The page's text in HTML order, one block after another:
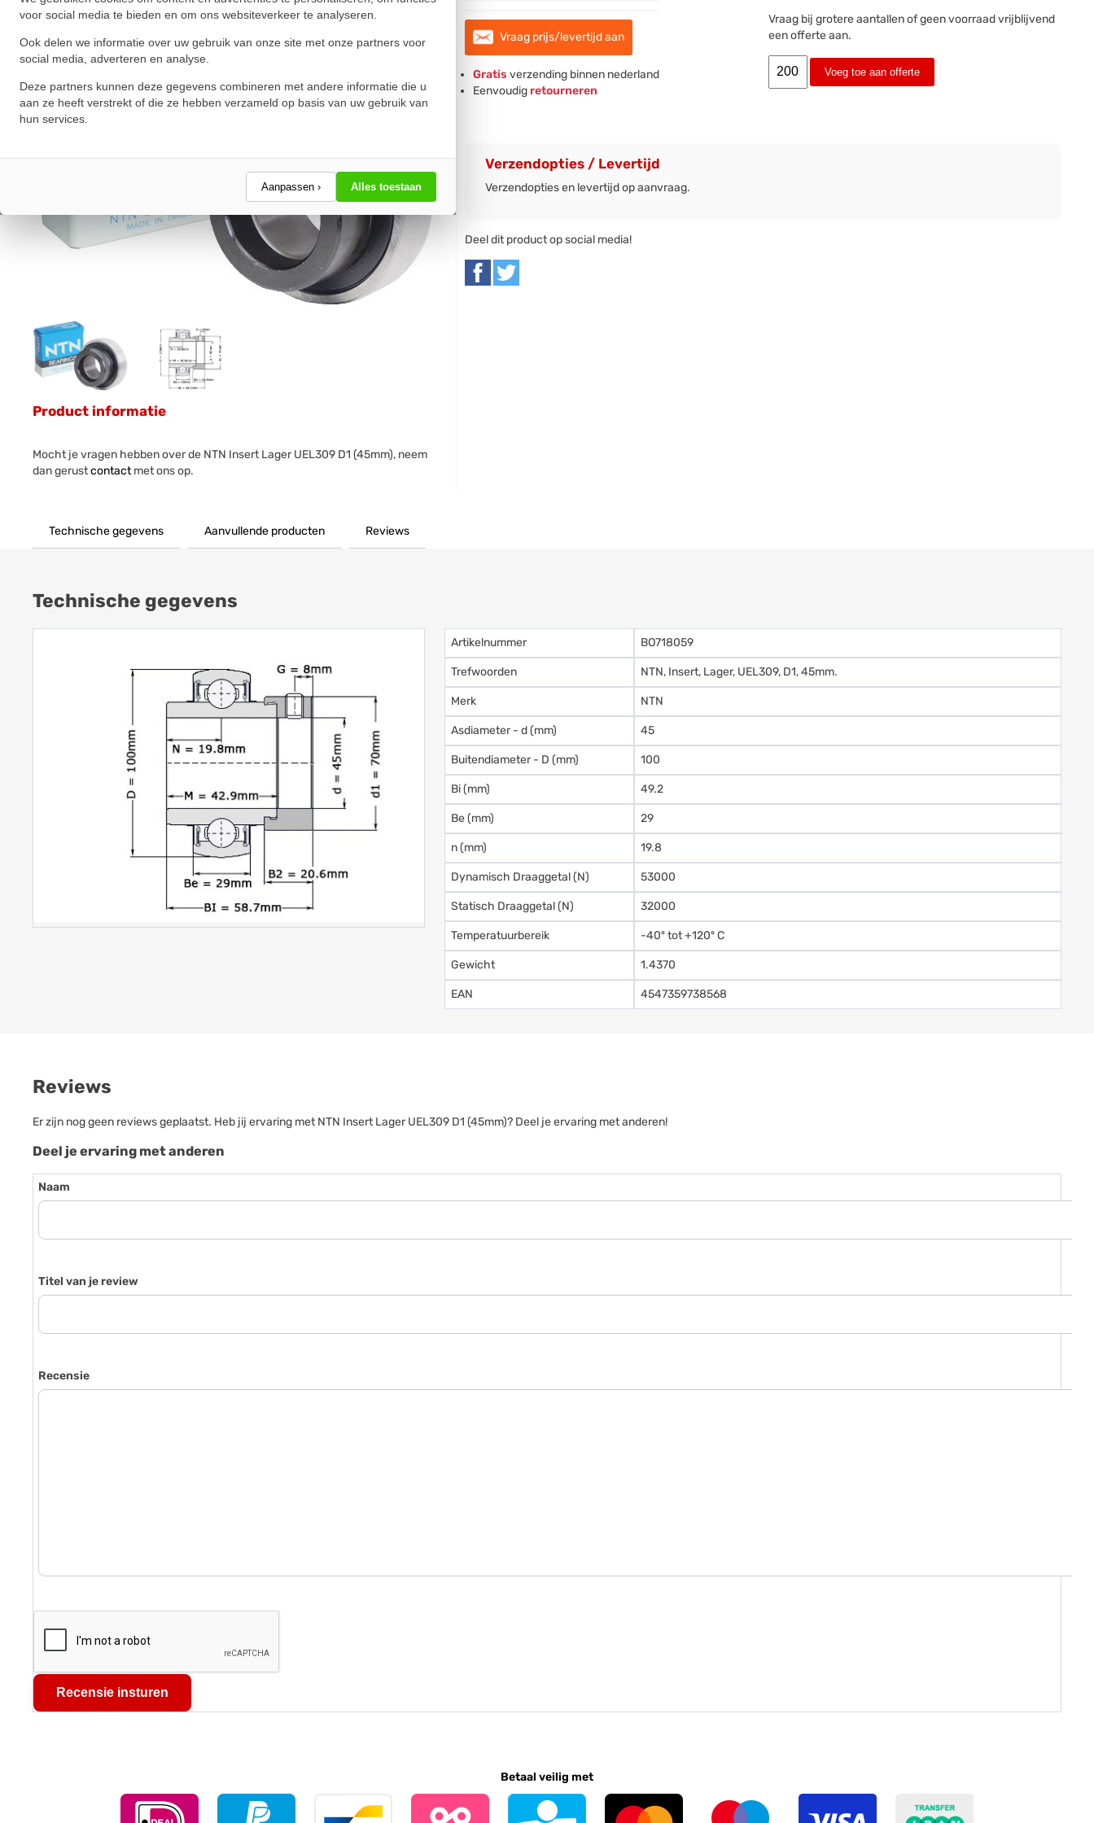
voor social media te bieden en om ons websiteverkeer te analyseren.
Ook delen we informatie over uw gebruik van onze site met onze partners voor
social media, adverteren en analyse.
Deze partners kunnen deze gegevens combineren met andere informatie die u
aan ze heeft verstrekt of die ze hebben verzameld op basis van uw gebruik van
hun services.
Aanpassen › Alles toestaan
Product informatie
Mocht je vragen hebben over de NTN Insert Lager UEL309 D1 (45mm), neem
dan gerustcontactmet ons op.
Vraag prijs/levertijd aan
Gratis verzending binnen nederland
Eenvoudigretourneren
Vraag bij grotere aantallen of geen voorraad vrijblijvend
een offerte aan.
Voeg toe aan offerte
Verzendopties / Levertijd
Verzendopties en levertijd op aanvraag.
Deel dit product op social media!
Technische gegevens Aanvullende producten Reviews
Technische gegevens
Artikelnummer BO718059
Trefwoorden NTN, Insert, Lager, UEL309, D1, 45mm.
Merk NTN
Asdiameter - d (mm) 45
Buitendiameter - D (mm) 100
Bi (mm) 49.2
Be (mm) 29
n (mm) 19.8
Dynamisch Draaggetal (N) 53000
Statisch Draaggetal (N) 32000
Temperatuurbereik -40º tot +120º C
Gewicht 1.4370
EAN 4547359738568
Reviews
Er zijn nog geen reviews geplaatst. Heb jij ervaring met NTN Insert Lager UEL309 D1 (45mm)? Deel je ervaring met anderen!
Deel je ervaring met anderen
Naam
Titel van je review
Recensie
Recensie insturen
Betaal veilig met